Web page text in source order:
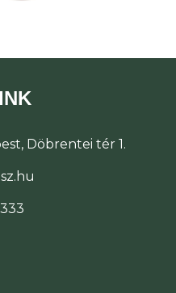
Döbrentei tér 1.